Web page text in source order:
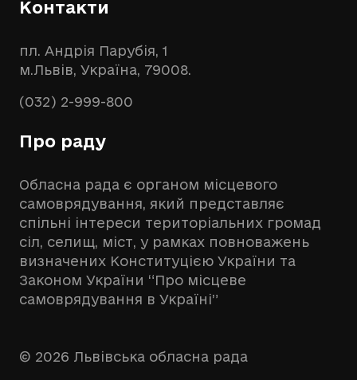
Контакти
пл. Андрія Парубія, 1
м.Львів, Україна, 79008.
(032) 2-999-800
Про раду
Обласна рада є органом місцевого
самоврядування, який представляє
спільні інтереси територіальних громад
сіл, селищ, міст, у рамках повноважень
визначених Конституцією України та
Законом України “Про місцеве
самоврядування в Україні”
© 2026 Львівська обласна рада